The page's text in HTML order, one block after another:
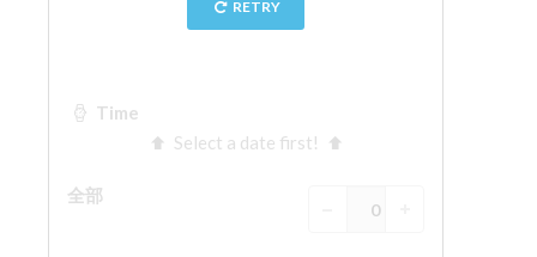
旧宫
现在预定